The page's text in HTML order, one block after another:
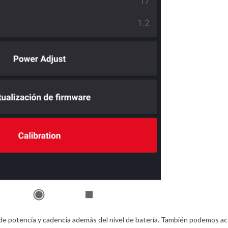
y cadencia además del nivel de batería. También podemos